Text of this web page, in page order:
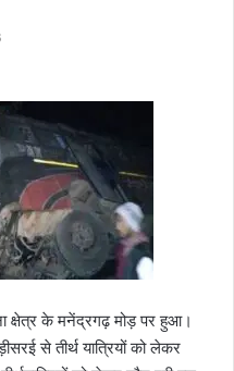
क्षेत्र के मनेंद्रगढ़ मोड़ पर हुआ।
से तीर्थ यात्रियों को लेकर